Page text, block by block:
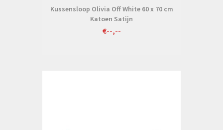
Kussensloop Olivia Off White 60 x 70 cm
Katoen Satijn
€--,--